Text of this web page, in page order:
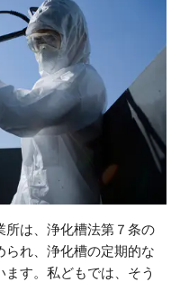
所は、浄化槽法第７条の
られ、浄化槽の定期的な
す。私どもでは、そう